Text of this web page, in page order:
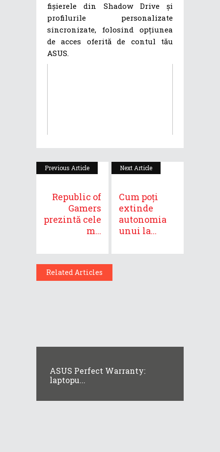
fișierele din Shadow Drive și
profilurile personalizate
sincronizate, folosind opțiunea
de acces oferită de contul tău
ASUS.
Previous Article
Republic of
Gamers
prezintă cele
m...
Next Article
Cum poți
extinde
autonomia
unui la...
Related Articles
ASUS Perfect Warranty:
laptopu...